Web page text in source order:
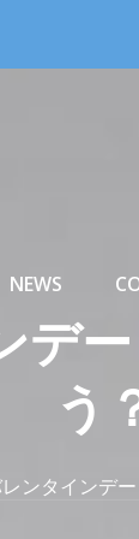
NEWS
デ
う
ンタインデ